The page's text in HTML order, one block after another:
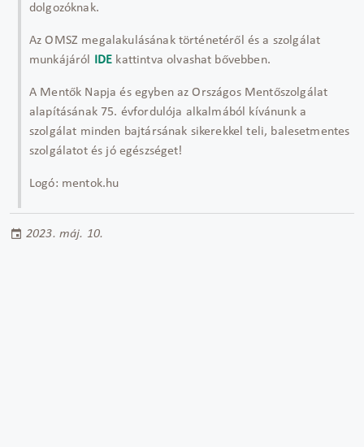
dolgozóknak.
Az OMSZ megalakulásának történetéről és a szolgálat
munkájáról IDE kattintva olvashat bővebben.
A Mentők Napja és egyben az Országos Mentőszolgálat
alapításának 75. évfordulója alkalmából kívánunk a
szolgálat minden bajtársának sikerekkel teli, balesetmentes
szolgálatot és jó egészséget!
Logó: mentok.hu
2023. máj. 10.